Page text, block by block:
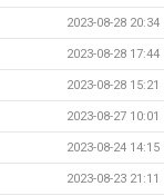
2023-08-28 20:34
2023-08-28 17:44
2023-08-28 15:21
2023-08-27 10:01
2023-08-24 14:15
2023-08-23 21:11